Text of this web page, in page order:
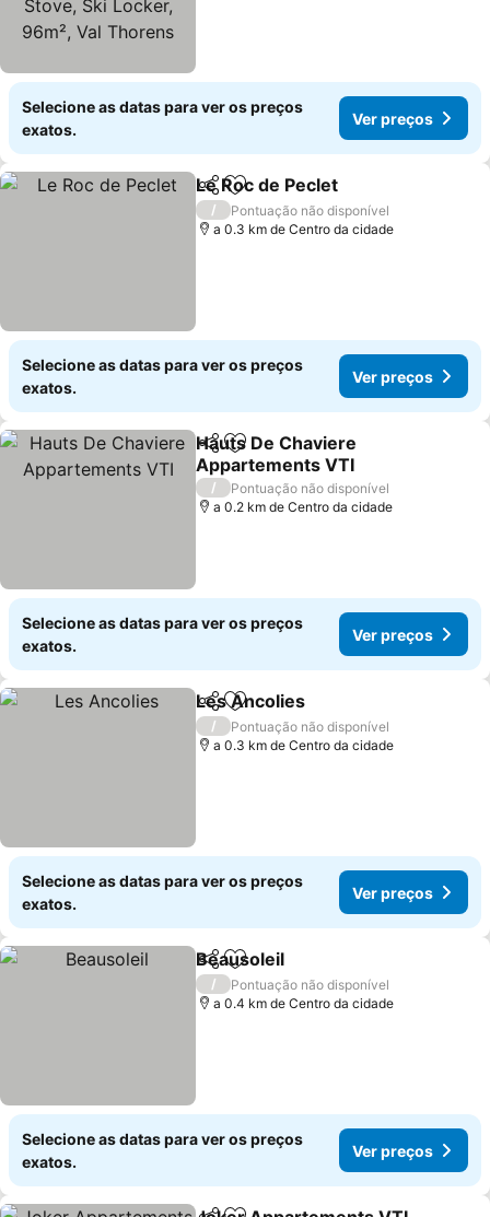
Selecione as datas para ver os preços
exatos.
Ver preços
PartilharAdicionar aos favoritos
Le Roc de Peclet
/
Pontuação não disponível
a 0.3 km de Centro da cidade
Selecione as datas para ver os preços
exatos.
Ver preços
PartilharAdicionar aos favoritos
Hauts De Chaviere
Appartements VTI
/
Pontuação não disponível
a 0.2 km de Centro da cidade
Selecione as datas para ver os preços
exatos.
Ver preços
PartilharAdicionar aos favoritos
Les Ancolies
/
Pontuação não disponível
a 0.3 km de Centro da cidade
Selecione as datas para ver os preços
exatos.
Ver preços
PartilharAdicionar aos favoritos
Beausoleil
/
Pontuação não disponível
a 0.4 km de Centro da cidade
Selecione as datas para ver os preços
exatos.
Ver preços